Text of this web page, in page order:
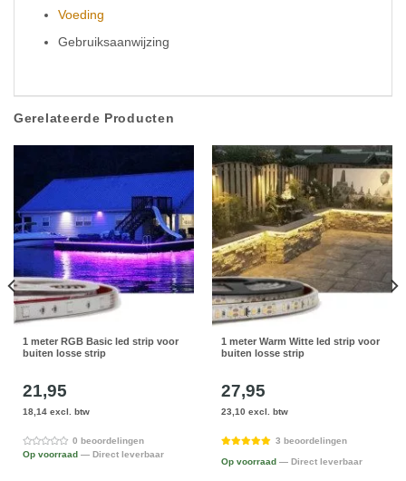
Voeding
Gebruiksaanwijzing
Gerelateerde Producten
1 meter RGB Basic led strip voor
buiten losse strip
21,95
18,14 excl. btw
0 beoordelingen
Op voorraad — Direct leverbaar
1 meter Warm Witte led strip voor
buiten losse strip
27,95
23,10 excl. btw
3 beoordelingen
Op voorraad — Direct leverbaar